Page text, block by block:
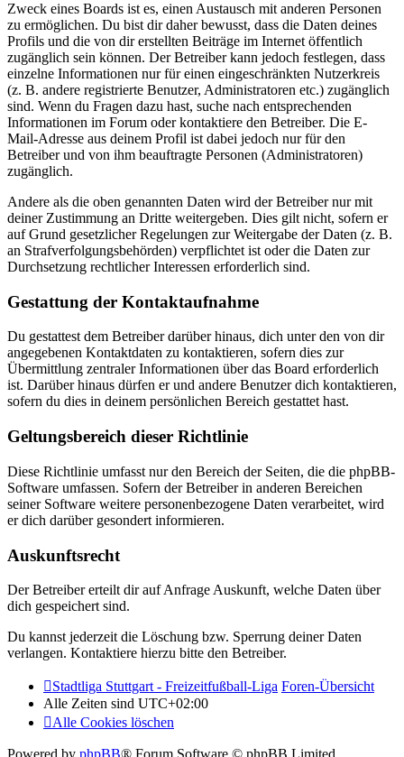
Zweck eines Boards ist es, einen Austausch mit anderen Personen
zu ermöglichen. Du bist dir daher bewusst, dass die Daten deines
Profils und die von dir erstellten Beiträge im Internet öffentlich
zugänglich sein können. Der Betreiber kann jedoch festlegen, dass
einzelne Informationen nur für einen eingeschränkten Nutzerkreis
(z. B. andere registrierte Benutzer, Administratoren etc.) zugänglich
sind. Wenn du Fragen dazu hast, suche nach entsprechenden
Informationen im Forum oder kontaktiere den Betreiber. Die E-
Mail-Adresse aus deinem Profil ist dabei jedoch nur für den
Betreiber und von ihm beauftragte Personen (Administratoren)
zugänglich.
Andere als die oben genannten Daten wird der Betreiber nur mit
deiner Zustimmung an Dritte weitergeben. Dies gilt nicht, sofern er
auf Grund gesetzlicher Regelungen zur Weitergabe der Daten (z. B.
an Strafverfolgungsbehörden) verpflichtet ist oder die Daten zur
Durchsetzung rechtlicher Interessen erforderlich sind.
Gestattung der Kontaktaufnahme
Du gestattest dem Betreiber darüber hinaus, dich unter den von dir
angegebenen Kontaktdaten zu kontaktieren, sofern dies zur
Übermittlung zentraler Informationen über das Board erforderlich
ist. Darüber hinaus dürfen er und andere Benutzer dich kontaktieren,
sofern du dies in deinem persönlichen Bereich gestattet hast.
Geltungsbereich dieser Richtlinie
Diese Richtlinie umfasst nur den Bereich der Seiten, die die phpBB-
Software umfassen. Sofern der Betreiber in anderen Bereichen
seiner Software weitere personenbezogene Daten verarbeitet, wird
er dich darüber gesondert informieren.
Auskunftsrecht
Der Betreiber erteilt dir auf Anfrage Auskunft, welche Daten über
dich gespeichert sind.
Du kannst jederzeit die Löschung bzw. Sperrung deiner Daten
verlangen. Kontaktiere hierzu bitte den Betreiber.
Stadtliga Stuttgart - Freizeitfußball-Liga Foren-Übersicht
Alle Zeiten sind UTC+02:00
Alle Cookies löschen